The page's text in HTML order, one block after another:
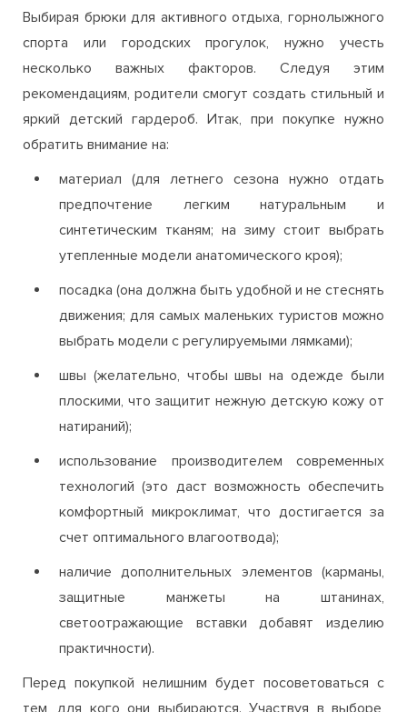
Выбирая брюки для активного отдыха, горнолыжного
спорта или городских прогулок, нужно учесть
несколько важных факторов. Следуя этим
рекомендациям, родители смогут создать стильный и
яркий детский гардероб. Итак, при покупке нужно
обратить внимание на:
материал (для летнего сезона нужно отдать
предпочтение легким натуральным и
синтетическим тканям; на зиму стоит выбрать
утепленные модели анатомического кроя);
посадка (она должна быть удобной и не стеснять
движения; для самых маленьких туристов можно
выбрать модели с регулируемыми лямками);
швы (желательно, чтобы швы на одежде были
плоскими, что защитит нежную детскую кожу от
натираний);
использование производителем современных
технологий (это даст возможность обеспечить
комфортный микроклимат, что достигается за
счет оптимального влагоотвода);
наличие дополнительных элементов (карманы,
защитные манжеты на штанинах,
светоотражающие вставки добавят изделию
практичности).
Перед покупкой нелишним будет посоветоваться с
тем, для кого они выбираются. Участвуя в выборе,